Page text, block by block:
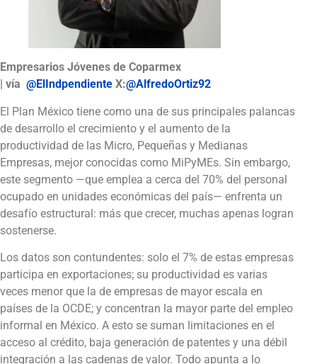
Empresarios Jóvenes de Coparmex
| vía @ElIndpendiente X:@AlfredoOrtiz92
El Plan México tiene como una de sus principales palancas
de desarrollo el crecimiento y el aumento de la
productividad de las Micro, Pequeñas y Medianas
Empresas, mejor conocidas como MiPyMEs. Sin embargo,
este segmento —que emplea a cerca del 70% del personal
ocupado en unidades económicas del país— enfrenta un
desafío estructural: más que crecer, muchas apenas logran
sostenerse.
Los datos son contundentes: solo el 7% de estas empresas
participa en exportaciones; su productividad es varias
veces menor que la de empresas de mayor escala en
países de la OCDE; y concentran la mayor parte del empleo
informal en México. A esto se suman limitaciones en el
acceso al crédito, baja generación de patentes y una débil
integración a las cadenas de valor. Todo apunta a lo